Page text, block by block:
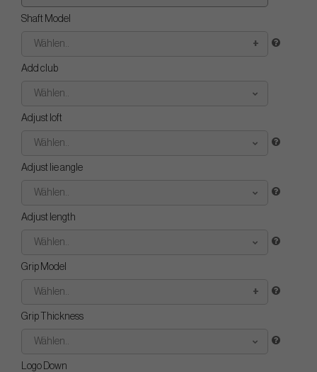
Shaft Model
Wählen..
Add club
Wählen..
Adjust loft
Wählen..
Adjust lie angle
Wählen..
Adjust length
Wählen..
Grip Model
Wählen..
Grip Thickness
Wählen..
Logo Down